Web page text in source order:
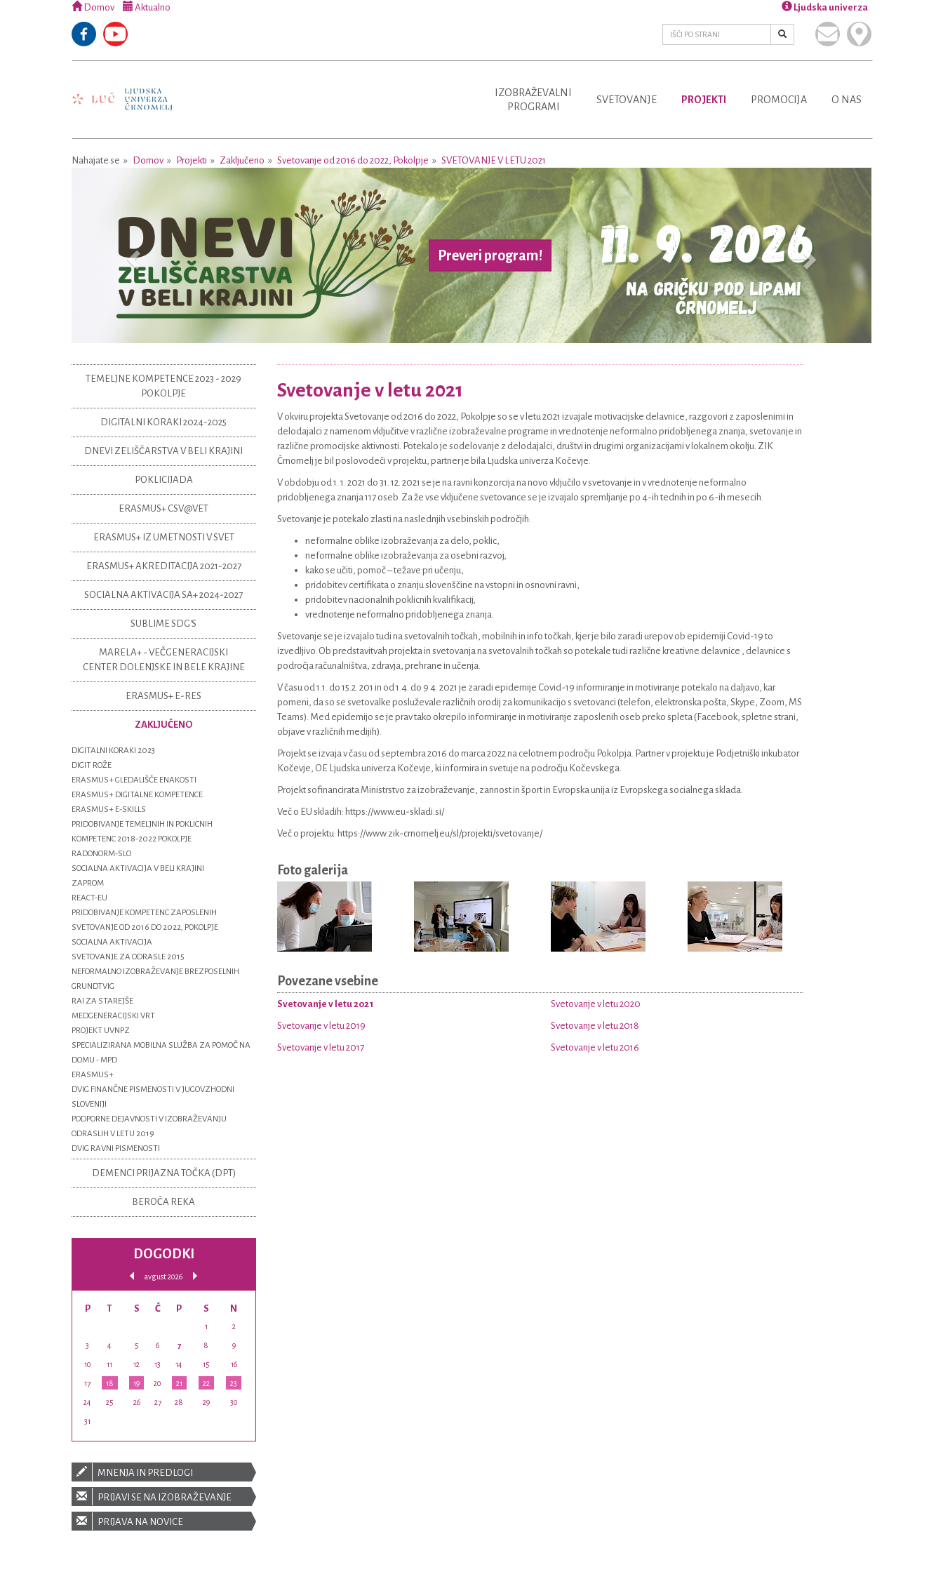
Domov Aktualno Ljudska univerza
IZOBRAŽEVALNI
PROGRAMI
SVETOVANJE PROJEKTI PROMOCIJA O NAS
Nahajate se Domov Projekti Zaključeno Svetovanje od 2016 do 2022, Pokolpje SVETOVANJE V LETU 2021
Preveri program!
Svetovanje v letu 2021
V okviru projekta Svetovanje od 2016 do 2022, Pokolpje so se v letu 2021 izvajale motivacijske delavnice, razgovori z zaposlenimi in
delodajalci z namenom vključitve v različne izobraževalne programe in vrednotenje neformalno pridobljenega znanja, svetovanje in
različne promocijske aktivnosti. Potekalo je sodelovanje z delodajalci, društvi in drugimi organizacijami v lokalnem okolju. ZIK
Črnomelj je bil poslovodeči v projektu, partner je bila Ljudska univerza Kočevje.
V obdobju od 1. 1. 2021 do 31. 12. 2021 se je na ravni konzorcija na novo vključilo v svetovanje in v vrednotenje neformalno
pridobljenega znanja 117 oseb. Za že vse vključene svetovance se je izvajalo spremljanje po 4-ih tednih in po 6-ih mesecih.
Svetovanje je potekalo zlasti na naslednjih vsebinskih področjih:
neformalne oblike izobraževanja za delo, poklic,
neformalne oblike izobraževanja za osebni razvoj,
kako se učiti, pomoč – težave pri učenju,
pridobitev certifikata o znanju slovenščine na vstopni in osnovni ravni,
pridobitev nacionalnih poklicnih kvalifikacij,
vrednotenje neformalno pridobljenega znanja.
Svetovanje se je izvajalo tudi na svetovalnih točkah, mobilnih in info točkah, kjer je bilo zaradi urepov ob epidemiji Covid-19 to
izvedljivo. Ob predstavitvah projekta in svetovanja na svetovalnih točkah so potekale tudi različne kreativne delavnice , delavnice s
področja računalništva, zdravja, prehrane in učenja.
V času od 1.1. do 15.2. 201 in od 1.4. do 9 4. 2021 je zaradi epidemije Covid-19 informiranje in motiviranje potekalo na daljavo, kar
pomeni, da so se svetovalke posluževale različnih orodij za komunikacijo s svetovanci (telefon, elektronska pošta, Skype, Zoom, MS
Teams). Med epidemijo se je prav tako okrepilo informiranje in motiviranje zaposlenih oseb preko spleta (Facebook, spletne strani,
objave v različnih medijih).
Projekt se izvaja v času od septembra 2016 do marca 2022 na celotnem področju Pokolpja. Partner v projektu je Podjetniški inkubator
Kočevje, OE Ljudska univerza Kočevje, ki informira in svetuje na področju Kočevskega.
Projekt sofinancirata Ministrstvo za izobraževanje, zannost in šport in Evropska unija iz Evropskega socialnega sklada.
Več o EU skladih: https://www.eu-skladi.si/
Več o projektu: https://www.zik-crnomelj.eu/sl/projekti/svetovanje/
Foto galerija
Povezane vsebine
Svetovanje v letu 2021 Svetovanje v letu 2020
Svetovanje v letu 2019 Svetovanje v letu 2018
Svetovanje v letu 2017 Svetovanje v letu 2016
TEMELJNE KOMPETENCE 2023 - 2029
POKOLPJE
DIGITALNI KORAKI 2024-2025
DNEVI ZELIŠČARSTVA V BELI KRAJINI
POKLICIJADA
ERASMUS+ CSV@VET
ERASMUS+ IZ UMETNOSTI V SVET
ERASMUS+ AKREDITACIJA 2021-2027
SOCIALNA AKTIVACIJA SA+ 2024-2027
SUBLIME SDG'S
MARELA+ - VEČGENERACIJSKI
CENTER DOLENJSKE IN BELE KRAJINE
ERASMUS+ E-RES
ZAKLJUČENO
DIGITALNI KORAKI 2023
DIGIT ROŽE
ERASMUS+ GLEDALIŠČE ENAKOSTI
ERASMUS+ DIGITALNE KOMPETENCE
ERASMUS+ E-SKILLS
PRIDOBIVANJE TEMELJNIH IN POKLICNIH
KOMPETENC 2018-2022 POKOLPJE
RADONORM-SLO
SOCIALNA AKTIVACIJA V BELI KRAJINI
ZAPROM
REACT-EU
PRIDOBIVANJE KOMPETENC ZAPOSLENIH
SVETOVANJE OD 2016 DO 2022, POKOLPJE
SOCIALNA AKTIVACIJA
SVETOVANJE ZA ODRASLE 2015
NEFORMALNO IZOBRAŽEVANJE BREZPOSELNIH
GRUNDTVIG
RAI ZA STAREJŠE
MEDGENERACIJSKI VRT
PROJEKT UVNPZ
SPECIALIZIRANA MOBILNA SLUŽBA ZA POMOČ NA
DOMU - MPD
ERASMUS+
DVIG FINANČNE PISMENOSTI V JUGOVZHODNI
SLOVENIJI
PODPORNE DEJAVNOSTI V IZOBRAŽEVANJU
ODRASLIH V LETU 2019
DVIG RAVNI PISMENOSTI
DEMENCI PRIJAZNA TOČKA (DPT)
BEROČA REKA
DOGODKI
avgust 2026
P T S Č P S N
1 2
3 4 5 6 7 8 9
10 11 12 13 14 15 16
17 18 19 20 21 22 23
24 25 26 27 28 29 30
31
MNENJA IN PREDLOGI
PRIJAVI SE NA IZOBRAŽEVANJE
PRIJAVA NA NOVICE